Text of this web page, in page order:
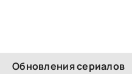
Обновления сериалов